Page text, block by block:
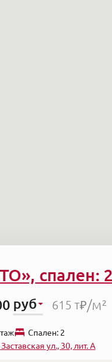
спален: 2
руб 615 т₽/м²
Cпален: 2
ул., 30, лит. А